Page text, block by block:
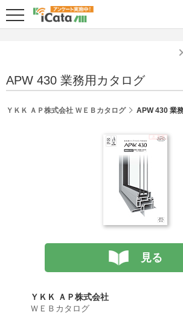
APW 430 業務用カタログ
ＹＫＫ ＡＰ株式会社 ＷＥＢカタログ APW 430 業
見る
ＹＫＫ ＡＰ株式会社
ＷＥＢカタログ